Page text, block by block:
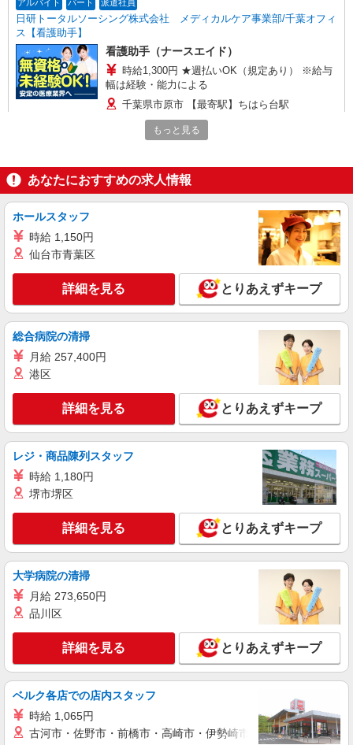
アルバイト パート 派遣社員
日研トータルソーシング株式会社 メディカルケア事業部/千葉オフィ
ス【看護助手】
看護助手（ナースエイド）
時給1,300円 ★週払いOK（規定あり） ※給与
幅は経験・能力による
千葉県市原市 【最寄駅】ちはら台駅
派遣社員
株式会社kotrio /●CB-H-1879904
落ち着いた少人数環境/グループホームで暮ら
時給1500円〜2125円 ＜日払い有/週払い有/交
キープ 詳細を見る
派遣社員
株式会社kotrio /●CB-H-1855642
[ 面接なし ]八幡宿近くの支援員★社会活動の
時給1600円〜2250円 ＜日払い有/週払い有/交
通費全支給(ガソリン代含む)＞
市原市【最寄駅：八幡宿駅】
詳細を見る
（株）ウィルオブ・ワークCW 千葉支店/ms120101
高齢者向け住宅staff
時給1650円 ◆前払い・日払い・週払いOK
キープ 詳細を見る
派遣社員
（株）ウィルオブ・ワークCW 千葉支店/ms120101
小規模老人ホームstaff
時給1500円 ◆前払い・日払い・週払いOK
千葉県市原市五井駅周辺
もっと見る
あなたにおすすめの求人情報
ホールスタッフ
時給 1,150円
仙台市青葉区
詳細を見る とりあえずキープ
総合病院の清掃
月給 257,400円
港区
詳細を見る とりあえずキープ
レジ・商品陳列スタッフ
時給 1,180円
堺市堺区
詳細を見る とりあえずキープ
大学病院の清掃
月給 273,650円
品川区
詳細を見る とりあえずキープ
ベルク各店での店内スタッフ
時給 1,065円
古河市・佐野市・前橋市・高崎市・伊勢崎市・太田市・館林市